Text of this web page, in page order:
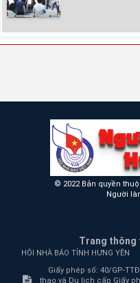
© 2022 Bản quyền
Người
Trang thông
HỘI NHÀ BÁO TỈNH HƯNG YÊN
Giấy phép số: 40/GP-
thao và Du lịch cấp Giấy